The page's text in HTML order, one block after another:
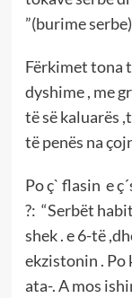
”(burime
Fërkimet tona
dyshime , me
të së kaluarës
të penës na
Po ç` flasin e
?: “Serbët
shek . e 6-të
ekzistonin . Po
ata-. A mos